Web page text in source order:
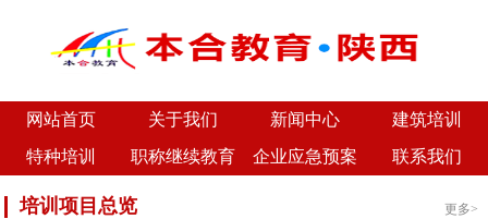
网站首页 关于我们 新闻中心
建筑培训
特种培训
职称继续教育 企业应急预案 联系我们
培训项目总览 更多>